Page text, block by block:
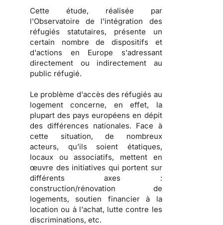
Cette étude, réalisée par
l'Observatoire de l'intégration des
réfugiés statutaires, présente un
certain nombre de dispositifs et
d'actions en Europe s'adressant
directement ou indirectement au
public réfugié.
Le problème d'accès des réfugiés au
logement concerne, en effet, la
plupart des pays européens en dépit
des différences nationales. Face à
cette situation, de nombreux
acteurs, qu'ils soient étatiques,
locaux ou associatifs, mettent en
œuvre des initiatives qui portent sur
différents axes :
construction/rénovation de
logements, soutien financier à la
location ou à l'achat, lutte contre les
discriminations, etc.